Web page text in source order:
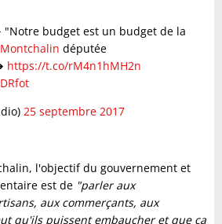
"Notre budget est un budget de la
députée
https://t.co/rM4n1hMH2n
25 septembre 2017
l'objectif du gouvernement et
est de "parler aux
aux commerçants, aux
qu'ils puissent embaucher et que ça